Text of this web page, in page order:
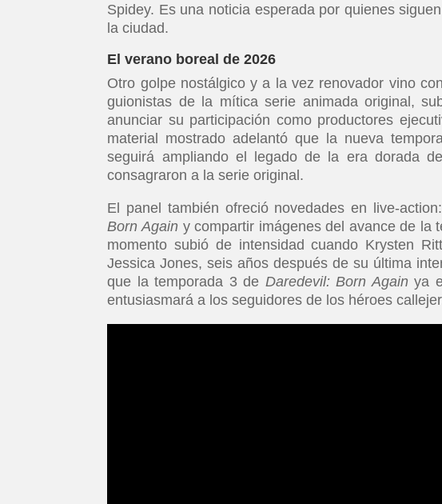
Spidey. Es una noticia esperada por quienes
la ciudad.
El verano boreal de 2026
Otro golpe nostálgico y a la vez renovador vino con
guionistas de la mítica serie animada original,
anunciar su participación como productores
material mostrado adelantó que la nueva
seguirá ampliando el legado de la era dorada
consagraron a la serie original.
El panel también ofreció novedades en live-
Born Again y compartir imágenes del avance de la
momento subió de intensidad cuando Krysten
Jessica Jones, seis años después de su última
que la temporada 3 de Daredevil: Born Again ya
entusiasmará a los seguidores de los héroes